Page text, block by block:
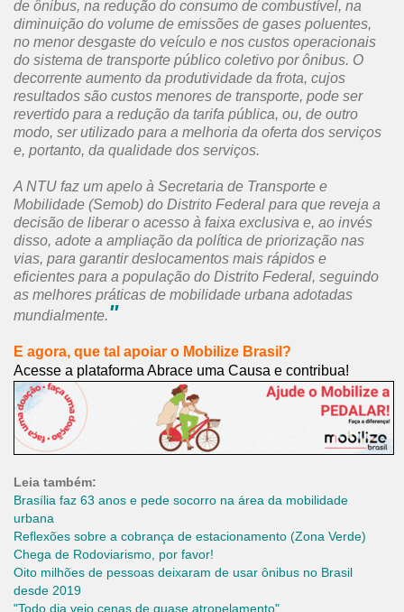
de ônibus, na redução do consumo de combustível, na
diminuição do volume de emissões de gases poluentes,
no menor desgaste do veículo e nos custos operacionais
do sistema de transporte público coletivo por ônibus. O
decorrente aumento da produtividade da frota, cujos
resultados são custos menores de transporte, pode ser
revertido para a redução da tarifa pública, ou, de outro
modo, ser utilizado para a melhoria da oferta dos serviços
e, portanto, da qualidade dos serviços.
A NTU faz um apelo à Secretaria de Transporte e
Mobilidade (Semob) do Distrito Federal para que reveja a
decisão de liberar o acesso à faixa exclusiva e, ao invés
disso, adote a ampliação da política de priorização nas
vias, para garantir deslocamentos mais rápidos e
eficientes para a população do Distrito Federal, seguindo
as melhores práticas de mobilidade urbana adotadas
mundialmente."
E agora, que tal apoiar o Mobilize Brasil?
Acesse a plataforma Abrace uma Causa e contribua!
Leia também:
Brasília faz 63 anos e pede socorro na área da mobilidade
urbana
Reflexões sobre a cobrança de estacionamento (Zona Verde)
Chega de Rodoviarismo, por favor!
Oito milhões de pessoas deixaram de usar ônibus no Brasil
desde 2019
"Todo dia vejo cenas de quase atropelamento"